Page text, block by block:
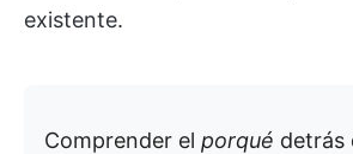
existente.
Comprender el porqué detrás